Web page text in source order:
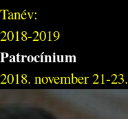
Tanév:
2018-2019
Patrocínium
2018. november 21-23.